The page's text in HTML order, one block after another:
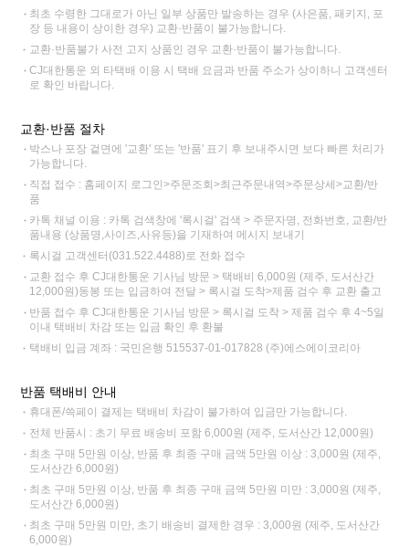
최초 수령한 그대로가 아닌 일부 상품만 발송하는 경우 (사은품, 패키지, 포
장 등 내용이 상이한 경우) 교환·반품이 불가능합니다.
교환·반품불가 사전 고지 상품인 경우 교환·반품이 불가능합니다.
CJ대한통운 외 타택배 이용 시 택배 요금과 반품 주소가 상이하니 고객센터
로 확인 바랍니다.
교환·반품 절차
박스나 포장 겉면에 '교환' 또는 '반품' 표기 후 보내주시면 보다 빠른 처리가
가능합니다.
직접 접수 : 홈페이지 로그인>주문조회>최근주문내역>주문상세>교환/반
품
카톡 채널 이용 : 카톡 검색창에 '록시걸' 검색 > 주문자명, 전화번호, 교환/반
품내용 (상품명,사이즈,사유등)을 기재하여 메시지 보내기
록시걸 고객센터(031.522.4488)로 전화 접수
교환 접수 후 CJ대한통운 기사님 방문 > 택배비 6,000원 (제주, 도서산간
12,000원)동봉 또는 입금하여 전달 > 록시걸 도착>제품 검수 후 교환 출고
반품 접수 후 CJ대한통운 기사님 방문 > 록시걸 도착 > 제품 검수 후 4~5일
이내 택배비 차감 또는 입금 확인 후 환불
택배비 입금 계좌 : 국민은행 515537-01-017828 (주)에스에이코리아
반품 택배비 안내
휴대폰/쓱페이 결제는 택배비 차감이 불가하여 입금만 가능합니다.
전체 반품시 : 초기 무료 배송비 포함 6,000원 (제주, 도서산간 12,000원)
최초 구매 5만원 이상, 반품 후 최종 구매 금액 5만원 이상 : 3,000원 (제주,
도서산간 6,000원)
최초 구매 5만원 이상, 반품 후 최종 구매 금액 5만원 미만 : 3,000원 (제주,
도서산간 6,000원)
최초 구매 5만원 미만, 초기 배송비 결제한 경우 : 3,000원 (제주, 도서산간
6,000원)